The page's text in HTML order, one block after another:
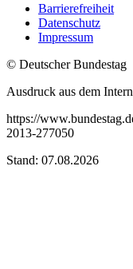
Barrierefreiheit
Datenschutz
Impressum
© Deutscher Bundestag
Ausdruck aus dem
https://
2013-277050
Stand: 07.08.2026